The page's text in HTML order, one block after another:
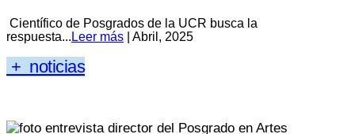
Científico de Posgrados de la UCR busca la
respuesta... Leer más | Abril, 2025
+ noticias